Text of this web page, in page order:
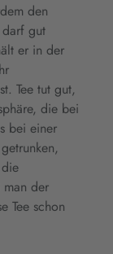
den
gut
er in der
Tee tut gut,
die bei
bei einer
man der
Tee schon